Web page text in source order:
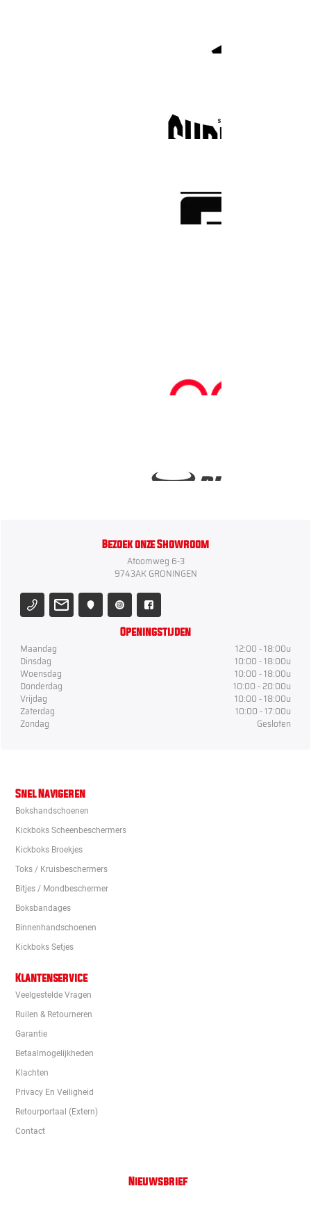
Bezoek onze Showroom
Atoomweg 6-3
9743AK GRONINGEN
Openingstijden
Maandag
12:00 - 18:00u
Dinsdag
10:00 - 18:00u
Woensdag
10:00 - 18:00u
Donderdag
10:00 - 20:00u
Vrijdag
10:00 - 18:00u
Zaterdag
10:00 - 17:00u
Zondag
Gesloten
Snel Navigeren
Bokshandschoenen
Kickboks Scheenbeschermers
Kickboks Broekjes
Toks / Kruisbeschermers
Bitjes / Mondbeschermer
Boksbandages
Binnenhandschoenen
Kickboks Setjes
Klantenservice
Veelgestelde Vragen
Ruilen & Retourneren
Garantie
Betaalmogelijkheden
Klachten
Privacy En Veiligheid
Retourportaal (extern)
Contact
Nieuwsbrief